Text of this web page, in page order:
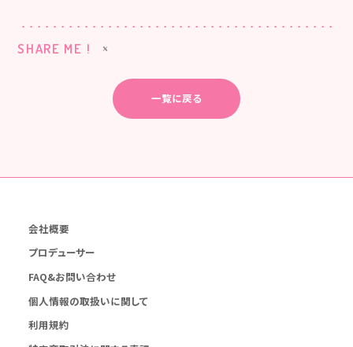
SHARE ME !
一覧に戻る
会社概要
プロデューサー
FAQ&お問い合わせ
個人情報の取扱いに関して
利用規約